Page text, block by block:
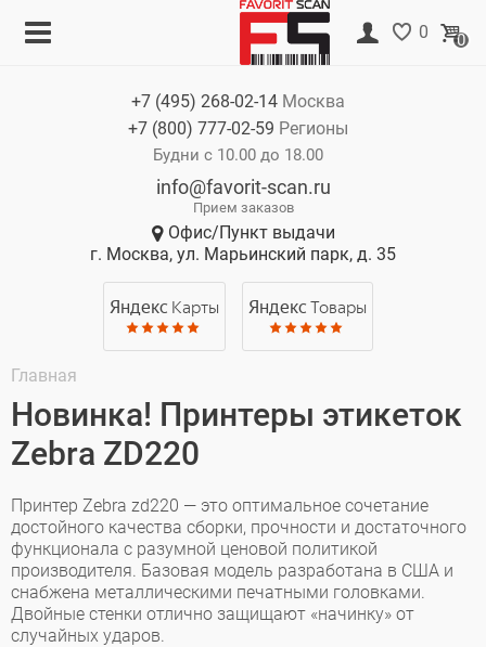
0 0
+7 (495) 268-02-14 Москва
+7 (800) 777-02-59 Регионы
Будни с 10.00 до 18.00
info@favorit-scan.ru
Прием заказов
Офис/Пункт выдачи
г. Москва, ул. Марьинский парк, д. 35
Яндекс Карты Яндекс Товары
Главная
Новинка! Принтеры этикеток
Zebra ZD220
Принтер Zebra zd220 — это оптимальное сочетание
достойного качества сборки, прочности и достаточного
функционала с разумной ценовой политикой
производителя. Базовая модель разработана в США и
снабжена металлическими печатными головками.
Двойные стенки отлично защищают «начинку» от
случайных ударов.
Корзина
Нет товаров